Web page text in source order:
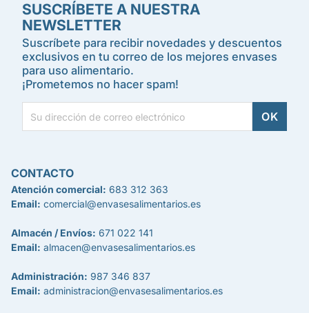
SUSCRÍBETE A NUESTRA
NEWSLETTER
Suscríbete para recibir novedades y descuentos
exclusivos en tu correo de los mejores envases
para uso alimentario.
¡Prometemos no hacer spam!
CONTACTO
Atención comercial: 683 312 363
Email: comercial@envasesalimentarios.es
Almacén / Envíos: 671 022 141
Email: almacen@envasesalimentarios.es
Administración: 987 346 837
Email: administracion@envasesalimentarios.es